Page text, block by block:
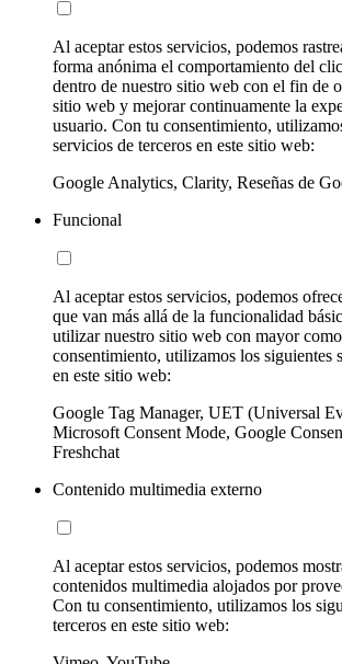
Al aceptar estos servicios, podemos
forma anónima el comportamiento del
dentro de nuestro sitio web con el fin de
sitio web y mejorar continuamente la
usuario. Con tu consentimiento,
servicios de terceros en este sitio web:
Google Analytics, Clarity, Reseñas de
Funcional
Al aceptar estos servicios, podemos
que van más allá de la funcionalidad
utilizar nuestro sitio web con mayor
consentimiento, utilizamos los siguientes
en este sitio web:
Google Tag Manager, UET (Universal
Microsoft Consent Mode, Google
Freshchat
Contenido multimedia externo
Al aceptar estos servicios, podemos
contenidos multimedia alojados por
Con tu consentimiento, utilizamos los
terceros en este sitio web: